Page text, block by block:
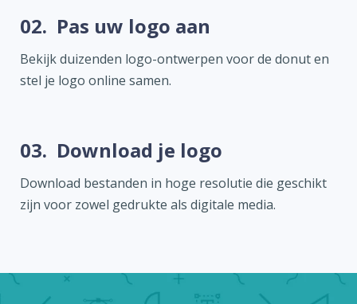
02. Pas uw logo aan
Bekijk duizenden logo-ontwerpen voor de donut en
stel je logo online samen.
03. Download je logo
Download bestanden in hoge resolutie die geschikt
zijn voor zowel gedrukte als digitale media.